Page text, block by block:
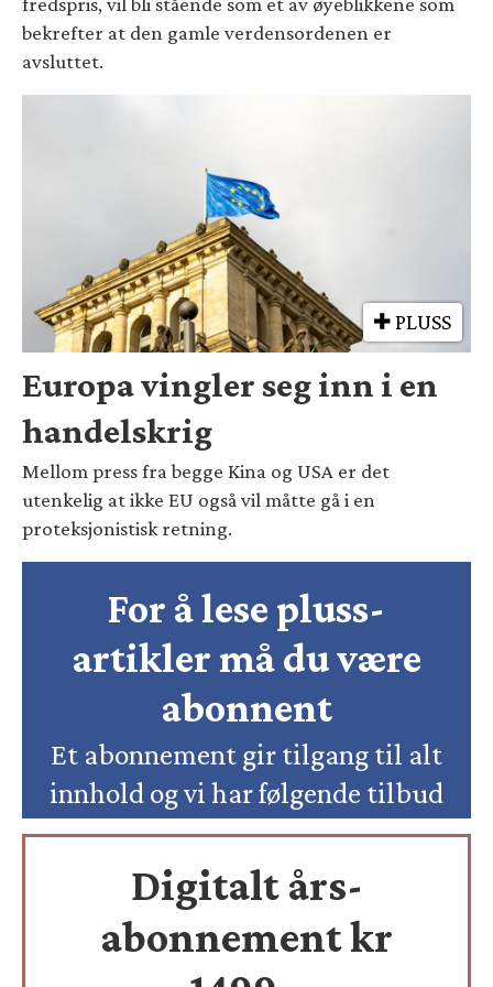
bekrefter at den gamle verdensordenen er
avsluttet.
PLUSS
Europa vingler seg inn i en
handelskrig
Mellom press fra begge Kina og USA er det
utenkelig at ikke EU også vil måtte gå i en
proteksjonistisk retning.
For å lese pluss-
artikler må du være
abonnent
Et abonnement gir tilgang til alt
innhold og vi har følgende tilbud
Digitalt års-
abonnement kr